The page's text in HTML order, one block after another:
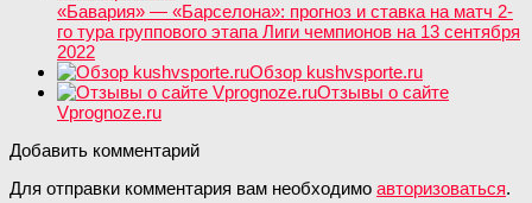
«Бавария» — «Барселона»: прогноз и ставка на матч 2-
го тура группового этапа Лиги чемпионов на 13 сентября
2022
Обзор kushvsporte.ru
Отзывы о сайте
Vprognoze.ru
Добавить комментарий
Для отправки комментария вам необходимо авторизоваться.